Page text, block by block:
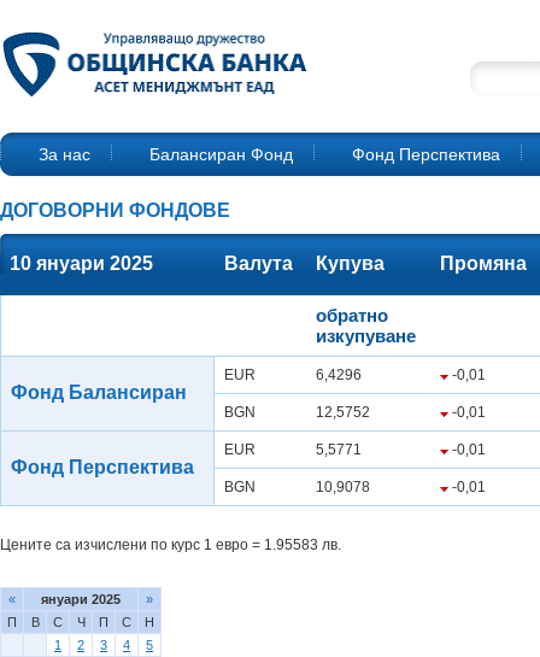
За нас Балансиран Фонд Фонд Перспектива
ДОГОВОРНИ ФОНДОВЕ
10 януари 2025 Валута Купува Промяна
обратно
изкупуване
Фонд Балансиран
EUR 6,4296 -0,01
BGN 12,5752 -0,01
Фонд Перспектива
EUR 5,5771 -0,01
BGN 10,9078 -0,01
Цените са изчислени по курс 1 евро = 1.95583 лв.
« януари 2025
»
П
В С Ч П С
Н
1
2 3 4
5